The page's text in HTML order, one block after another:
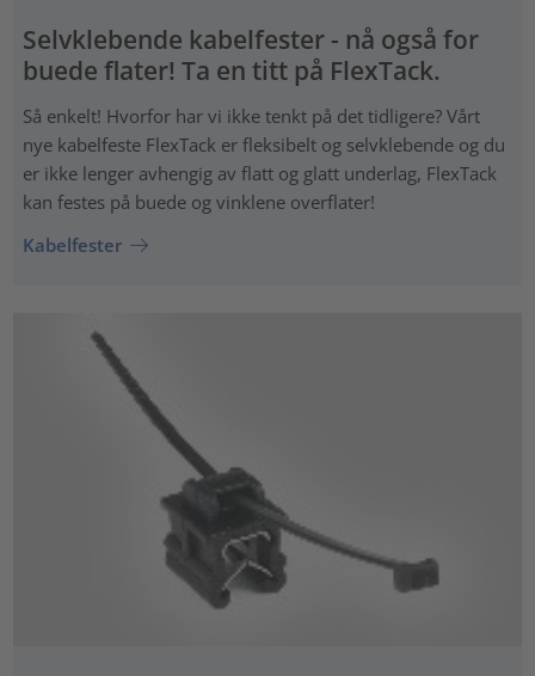
Selvklebende kabelfester - nå også for
buede flater! Ta en titt på FlexTack.
Så enkelt! Hvorfor har vi ikke tenkt på det tidligere? Vårt
nye kabelfeste FlexTack er fleksibelt og selvklebende og du
er ikke lenger avhengig av flatt og glatt underlag, FlexTack
kan festes på buede og vinklene overflater!
Kabelfester